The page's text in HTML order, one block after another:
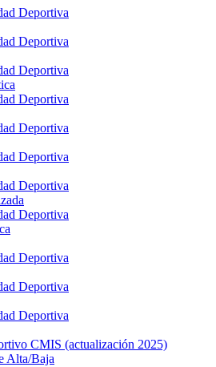
Deportiva
Deportiva
Deportiva
Deportiva
Deportiva
Deportiva
Deportiva
Deportiva
Deportiva
Deportiva
Deportiva
CMIS (actualización 2025)
Alta/Baja